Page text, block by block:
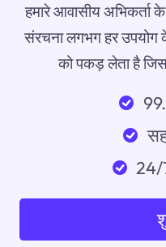
हमारे आवासीय अभिकर्ता
संरचना लगभग हर उपयोग
को पकड़ लेता है
24/